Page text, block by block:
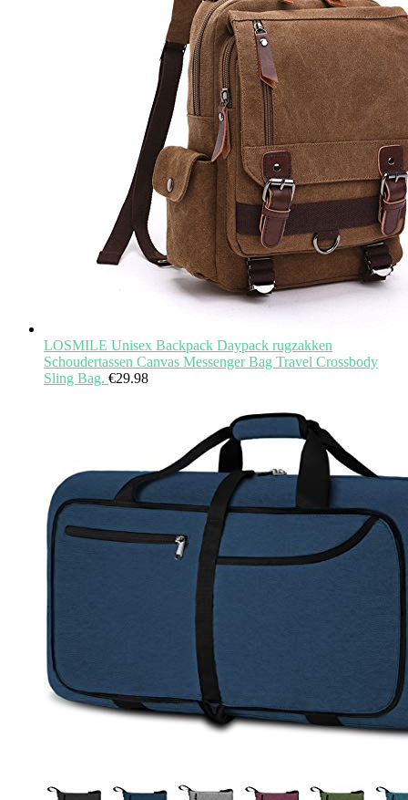
LOSMILE Unisex Backpack Daypack rugzakken
Schoudertassen Canvas Messenger Bag Travel Crossbody
Sling Bag. €29.98